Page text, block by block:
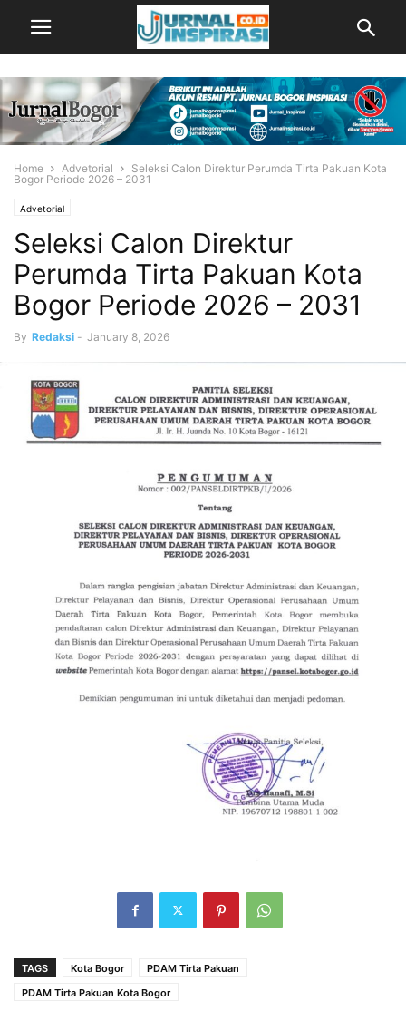
Home Advetorial
Seleksi Calon Direktur Perumda Tirta Pakuan Kota
Bogor Periode 2026 – 2031
Advetorial
Seleksi Calon Direktur
Perumda Tirta Pakuan Kota
Bogor Periode 2026 – 2031
By Redaksi - January 8, 2026
TAGS Kota Bogor
PDAM Tirta Pakuan
PDAM Tirta Pakuan Kota Bogor